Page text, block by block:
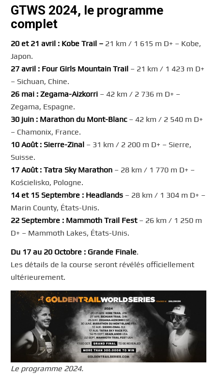
GTWS 2024, le programme
complet
20 et 21 avril : Kobe Trail – 21 km / 1 615 m D+ – Kobe,
Japon.
27 avril : Four Girls Mountain Trail – 21 km / 1 423 m D+
– Sichuan, Chine.
26 mai : Zegama-Aizkorri – 42 km / 2 736 m D+ –
Zegama, Espagne.
30 juin : Marathon du Mont-Blanc– 42 km / 2 540 m D+
– Chamonix, France.
10 Août : Sierre-Zinal – 31 km / 2 200 m D+ – Sierre,
Suisse.
17 Août : Tatra Sky Marathon – 28 km / 1 770 m D+ –
Kościelisko, Pologne.
14 et 15 Septembre : Headlands – 28 km / 1 304 m D+ –
Marin County, États-Unis.
22 Septembre : Mammoth Trail Fest – 26 km / 1 250 m
D+ – Mammoth Lakes, États-Unis.
Du 17 au 20 Octobre : Grande Finale.
Les détails de la course seront révélés officiellement
ultérieurement.
Le programme 2024.